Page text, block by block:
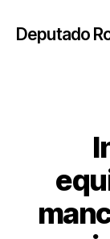
Deputado